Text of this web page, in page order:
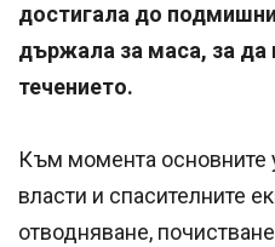
достигала до
държала за маса, за да
течението.
Към момента основните
власти и спасителните
отводняване,